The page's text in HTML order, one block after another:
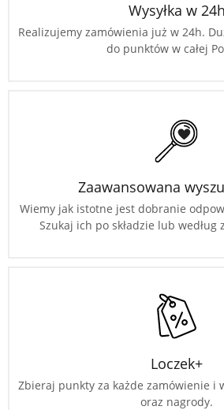
Wysyłka w 24h
Realizujemy zamówienia już w 24h.
do punktów w całej
Zaawansowana
Wiemy jak istotne jest dobranie
Szukaj ich po składzie lub według
Loczek+
Zbieraj punkty za każde zamówienie i
oraz nagrody.